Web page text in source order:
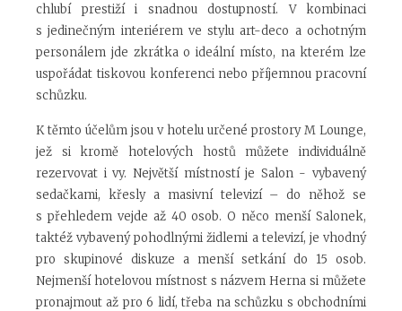
chlubí prestiží i snadnou dostupností. V kombinaci
s jedinečným interiérem ve stylu art-deco a ochotným
personálem jde zkrátka o ideální místo, na kterém lze
uspořádat tiskovou konferenci nebo příjemnou pracovní
schůzku.
K těmto účelům jsou v hotelu určené prostory M Lounge,
jež si kromě hotelových hostů můžete individuálně
rezervovat i vy. Největší místností je Salon - vybavený
sedačkami, křesly a masivní televizí – do něhož se
s přehledem vejde až 40 osob. O něco menší Salonek,
taktéž vybavený pohodlnými židlemi a televizí, je vhodný
pro skupinové diskuze a menší setkání do 15 osob.
Nejmenší hotelovou místnost s názvem Herna si můžete
pronajmout až pro 6 lidí, třeba na schůzku s obchodními